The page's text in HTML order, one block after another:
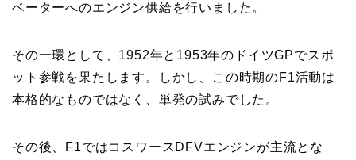
ベーターへのエンジン供給を行いました。
その一環として、1952年と1953年のドイツGPでスポ
ット参戦を果たします。しかし、この時期のF1活動は
本格的なものではなく、単発の試みでした。
その後、F1ではコスワースDFVエンジンが主流とな